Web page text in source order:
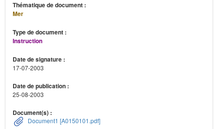
Thématique de document :
Mer
Type de document :
Instruction
Date de signature :
17-07-2003
Date de publication :
25-08-2003
Document(s) :
Document1 [A0150101.pdf]